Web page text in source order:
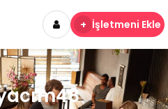
+ İşletmeni Ekle